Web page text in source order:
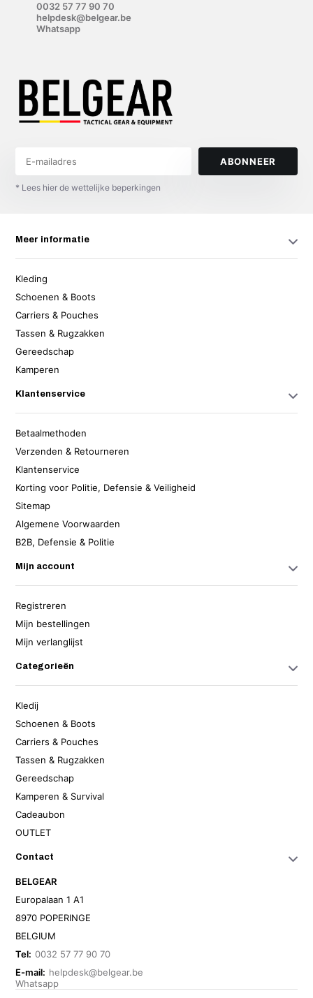
0032 57 77 90 70
helpdesk@belgear.be
Whatsapp
ABONNEER
* Lees hier de wettelijke beperkingen
Meer informatie
Kleding
Schoenen & Boots
Carriers & Pouches
Tassen & Rugzakken
Gereedschap
Kamperen
Klantenservice
Betaalmethoden
Verzenden & Retourneren
Klantenservice
Korting voor Politie, Defensie & Veiligheid
Sitemap
Algemene Voorwaarden
B2B, Defensie & Politie
Mijn account
Registreren
Mijn bestellingen
Mijn verlanglijst
Categorieën
Kledij
Schoenen & Boots
Carriers & Pouches
Tassen & Rugzakken
Gereedschap
Kamperen & Survival
Cadeaubon
OUTLET
Contact
BELGEAR
Europalaan 1 A1
8970 POPERINGE
BELGIUM
Tel: 0032 57 77 90 70
E-mail: helpdesk@belgear.be
Whatsapp